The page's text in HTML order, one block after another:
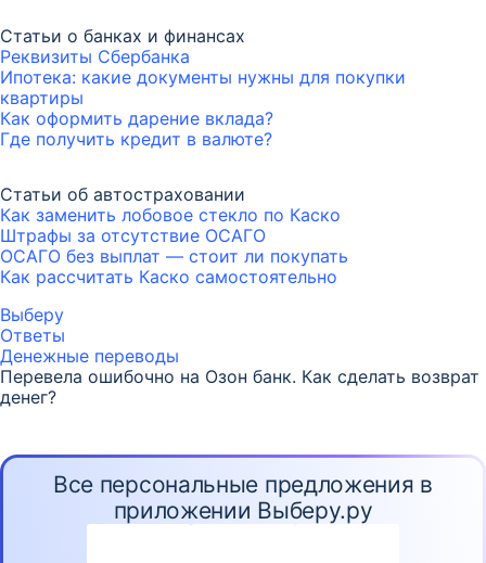
Статьи о банках и финансах
Реквизиты Сбербанка
Ипотека: какие документы нужны для покупки
квартиры
Как оформить дарение вклада?
Где получить кредит в валюте?
Статьи об автостраховании
Как заменить лобовое стекло по Каско
Штрафы за отсутствие ОСАГО
ОСАГО без выплат — стоит ли покупать
Как рассчитать Каско самостоятельно
Выберу
Ответы
Денежные переводы
Перевела ошибочно на Озон банк. Как сделать возврат
денег?
Все персональные предложения в
приложении Выберу.ру